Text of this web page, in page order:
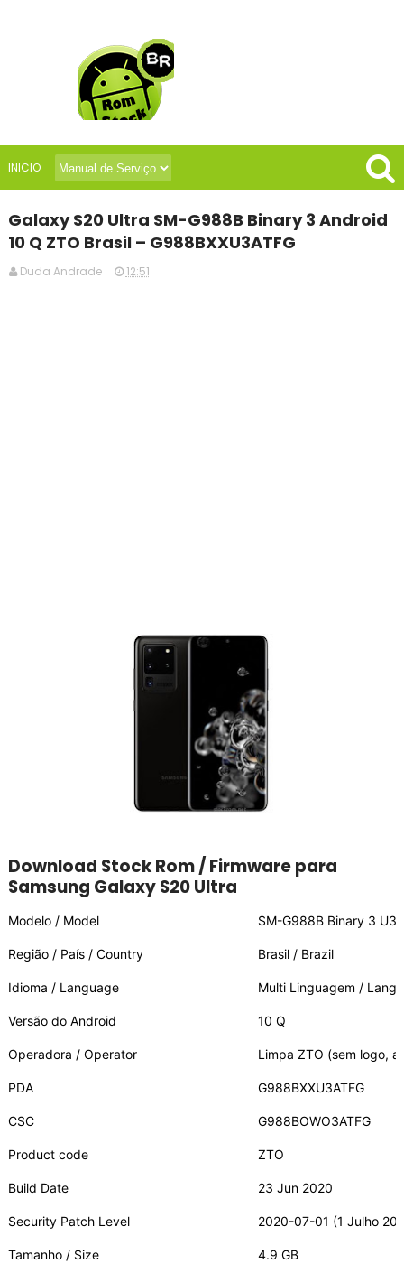
INICIO
Galaxy S20 Ultra SM-G988B Binary 3 Android
10 Q ZTO Brasil – G988BXXU3ATFG
Duda Andrade 12:51
Download Stock Rom / Firmware para
Samsung Galaxy S20 Ultra
Modelo / Model SM-G988B Binary 3
Região / País / Country Brasil / Brazil
Idioma / Language Multi Linguagem /
Versão do Android 10 Q
Operadora / Operator Limpa ZTO (sem logo,
PDA G988BXXU3ATFG
CSC G988BOWO3ATFG
Product code ZTO
Build Date 23 Jun 2020
Security Patch Level 2020-07-01 (1 Julho
Tamanho / Size 4.9 GB